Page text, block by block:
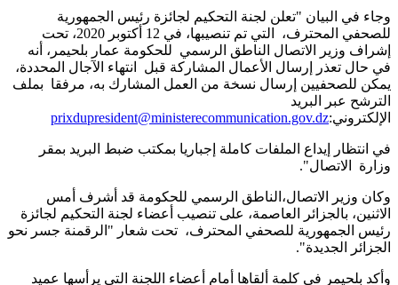
وجاء في البيان "تعلن لجنة التحكيم لجائزة رئيس الجمهورية
للصحفي المحترف، التي تم تنصيبها، في 12 أكتوبر 2020، تحت
إشراف وزير الاتصال الناطق الرسمي للحكومة عمار بلحيمر، أنه
في حال تعذر إرسال الأعمال المشاركة قبل انتهاء الآجال المحددة،
يمكن للصحفيين إرسال نسخة من العمل المشارك به، مرفقا بملف
الترشح عبر البريد
الإلكتروني:prixdupresident@ministerecommunication.gov.dz
في انتظار إيداع الملفات كاملة إجباريا بمكتب ضبط البريد بمقر
وزارة الاتصال".
وكان وزير الاتصال،الناطق الرسمي للحكومة قد أشرف أمس
الاثنين، بالجزائر العاصمة، على تنصيب أعضاء لجنة التحكيم لجائزة
رئيس الجمهورية للصحفي المحترف، تحت شعار "الرقمنة جسر نحو
الجزائر الجديدة".
وأكد بلحيمر في كلمة ألقاها أمام أعضاء اللجنة التي يرأسها عميد